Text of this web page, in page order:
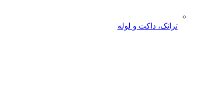
ترانک، داکت و لوله